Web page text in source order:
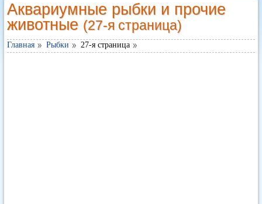
Аквариумные рыбки и прочие
животные (27-я страница)
Главная Рыбки 27-я страница